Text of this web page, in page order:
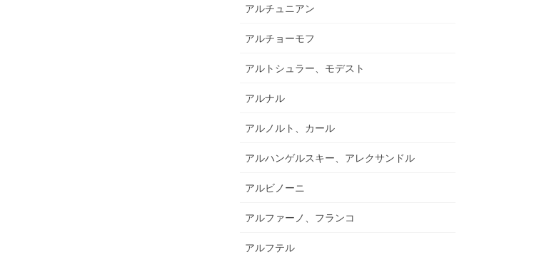
アルチュニアン
アルチョーモフ
アルトシュラー、モデスト
アルナル
アルノルト、カール
アルハンゲルスキー、アレクサンドル
アルビノーニ
アルファーノ、フランコ
アルフテル